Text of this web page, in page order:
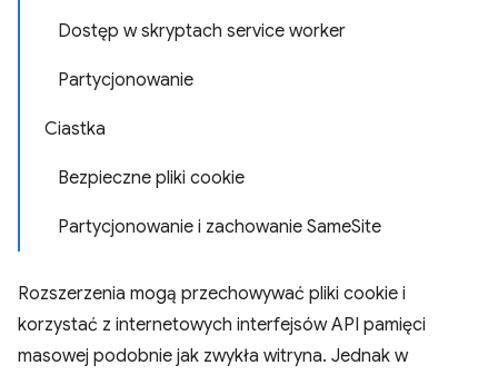
Dostęp w skryptach service worker
Partycjonowanie
Ciastka
Bezpieczne pliki cookie
Partycjonowanie i zachowanie SameSite
Rozszerzenia mogą przechowywać pliki cookie i
korzystać z internetowych interfejsów API pamięci
masowej podobnie jak zwykła witryna. Jednak w